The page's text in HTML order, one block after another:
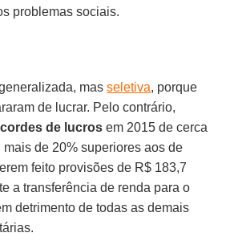
problemas sociais.
masseletiva, porque
de lucrar. Pelo contrário,
de lucros em 2015 de cerca
de 20% superiores aos de
feito provisões de R$ 183,7
a transferência de renda para o
detrimento de todas as demais